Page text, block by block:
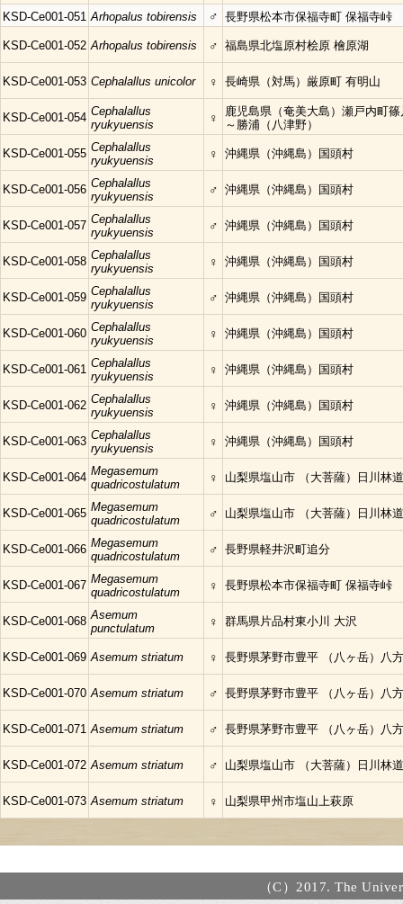
KSD-Ce001-051 Arhopalus tobirensis ♂ 長野県松本市保福寺町 保福寺峠
KSD-Ce001-052 Arhopalus tobirensis ♂ 福島県北塩原村桧原 檜原湖
KSD-Ce001-053 Cephalallus unicolor ♀ 長崎県（対馬）厳原町 有明山
KSD-Ce001-054 Cephalallus
ryukyuensis
♀
鹿児島県（奄美大島）瀬戸内町篠
～勝浦（八津野）
KSD-Ce001-055 Cephalallus
ryukyuensis
♀ 沖縄県（沖縄島）国頭村
KSD-Ce001-056 Cephalallus
ryukyuensis
♂ 沖縄県（沖縄島）国頭村
KSD-Ce001-057 Cephalallus
ryukyuensis
♂ 沖縄県（沖縄島）国頭村
KSD-Ce001-058 Cephalallus
ryukyuensis
♀ 沖縄県（沖縄島）国頭村
KSD-Ce001-059 Cephalallus
ryukyuensis
♂ 沖縄県（沖縄島）国頭村
KSD-Ce001-060 Cephalallus
ryukyuensis
♀ 沖縄県（沖縄島）国頭村
KSD-Ce001-061 Cephalallus
ryukyuensis
♀ 沖縄県（沖縄島）国頭村
KSD-Ce001-062 Cephalallus
ryukyuensis
♀ 沖縄県（沖縄島）国頭村
KSD-Ce001-063 Cephalallus
ryukyuensis
♀ 沖縄県（沖縄島）国頭村
KSD-Ce001-064 Megasemum
quadricostulatum
♀ 山梨県塩山市 （大菩薩）日川林道
KSD-Ce001-065 Megasemum
quadricostulatum
♂ 山梨県塩山市 （大菩薩）日川林道
KSD-Ce001-066 Megasemum
quadricostulatum
♂ 長野県軽井沢町追分
KSD-Ce001-067 Megasemum
quadricostulatum
♀ 長野県松本市保福寺町 保福寺峠
KSD-Ce001-068 Asemum
punctulatum
♀ 群馬県片品村東小川 大沢
KSD-Ce001-069 Asemum striatum ♀ 長野県茅野市豊平 （八ヶ岳）八
KSD-Ce001-070 Asemum striatum ♂ 長野県茅野市豊平 （八ヶ岳）八
KSD-Ce001-071 Asemum striatum ♂ 長野県茅野市豊平 （八ヶ岳）八
KSD-Ce001-072 Asemum striatum ♂ 山梨県塩山市 （大菩薩）日川林道
KSD-Ce001-073 Asemum striatum ♀ 山梨県甲州市塩山上萩原
（C）2017. The